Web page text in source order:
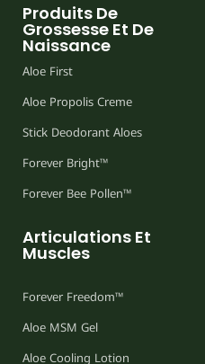
Produits De
Grossesse Et De
Naissance
Aloe First
Aloe Propolis Creme
Stick Deodorant Aloes
Forever Bright™
Forever Bee Pollen™
Articulations Et
Muscles
Forever Freedom™
Aloe MSM Gel
Aloe Cooling Lotion